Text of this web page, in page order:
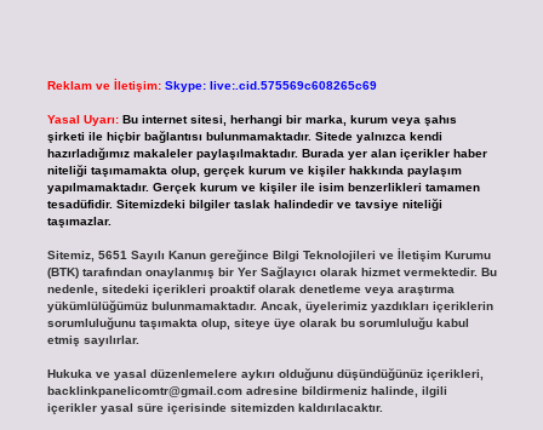
Reklam ve İletişim: Skype: live:.cid.575569c608265c69
Yasal Uyarı: Bu internet sitesi, herhangi bir marka, kurum veya şahıs
şirketi ile hiçbir bağlantısı bulunmamaktadır. Sitede yalnızca kendi
hazırladığımız makaleler paylaşılmaktadır. Burada yer alan içerikler haber
niteliği taşımamakta olup, gerçek kurum ve kişiler hakkında paylaşım
yapılmamaktadır. Gerçek kurum ve kişiler ile isim benzerlikleri tamamen
tesadüfidir. Sitemizdeki bilgiler taslak halindedir ve tavsiye niteliği
taşımazlar.
Sitemiz, 5651 Sayılı Kanun gereğince Bilgi Teknolojileri ve İletişim Kurumu
(BTK) tarafından onaylanmış bir Yer Sağlayıcı olarak hizmet vermektedir. Bu
nedenle, sitedeki içerikleri proaktif olarak denetleme veya araştırma
yükümlülüğümüz bulunmamaktadır. Ancak, üyelerimiz yazdıkları içeriklerin
sorumluluğunu taşımakta olup, siteye üye olarak bu sorumluluğu kabul
etmiş sayılırlar.
Hukuka ve yasal düzenlemelere aykırı olduğunu düşündüğünüz içerikleri,
backlinkpanelicomtr@gmail.comadresine bildirmeniz halinde, ilgili
içerikler yasal süre içerisinde sitemizden kaldırılacaktır.